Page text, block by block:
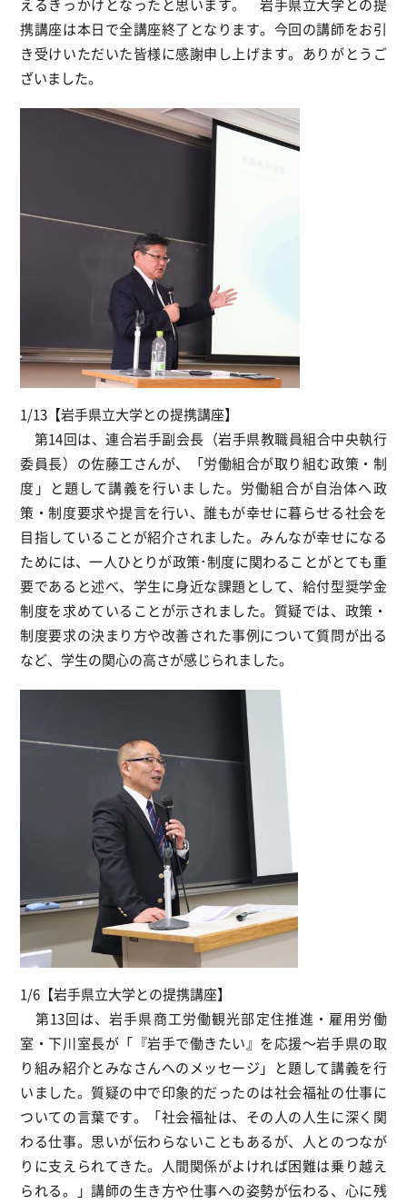
えるきっかけとなったと思います。 岩手県立大学との提
携講座は本日で全講座終了となります。今回の講師をお引
き受けいただいた皆様に感謝申し上げます。ありがとうご
ざいました。
1/13【岩手県立大学との提携講座】
第14回は、連合岩手副会長（岩手県教職員組合中央執行
委員長）の佐藤工さんが、「労働組合が取り組む政策・制
度」と題して講義を行いました。労働組合が自治体へ政
策・制度要求や提言を行い、誰もが幸せに暮らせる社会を
目指していることが紹介されました。みんなが幸せになる
ためには、一人ひとりが政策･制度に関わることがとても重
要であると述べ、学生に身近な課題として、給付型奨学金
制度を求めていることが示されました。質疑では、政策・
制度要求の決まり方や改善された事例について質問が出る
など、学生の関心の高さが感じられました。
1/6【岩手県立大学との提携講座】
第13回は、岩手県商工労働観光部定住推進・雇用労働
室・下川室長が「『岩手で働きたい』を応援～岩手県の取
り組み紹介とみなさんへのメッセージ」と題して講義を行
いました。質疑の中で印象的だったのは社会福祉の仕事に
ついての言葉です。「社会福祉は、その人の人生に深く関
わる仕事。思いが伝わらないこともあるが、人とのつなが
りに支えられてきた。人間関係がよければ困難は乗り越え
られる。」講師の生き方や仕事への姿勢が伝わる、心に残